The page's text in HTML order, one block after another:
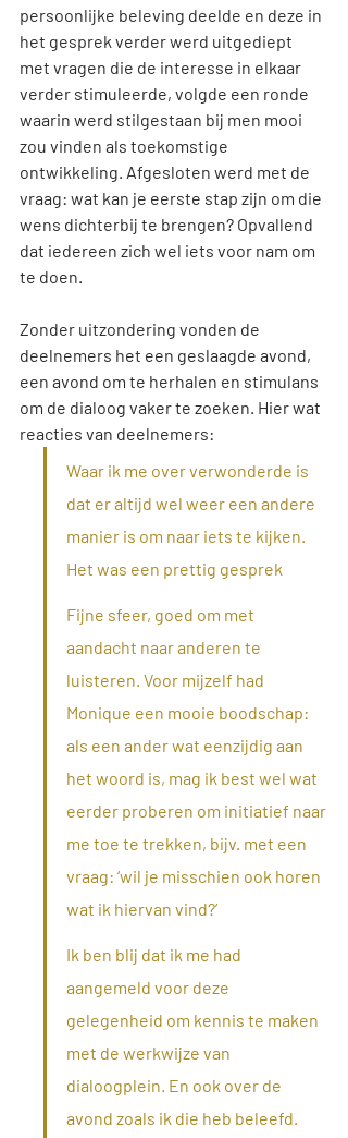
persoonlijke beleving deelde en deze in
het gesprek verder werd uitgediept
met vragen die de interesse in elkaar
verder stimuleerde, volgde een ronde
waarin werd stilgestaan bij men mooi
zou vinden als toekomstige
ontwikkeling. Afgesloten werd met de
vraag: wat kan je eerste stap zijn om die
wens dichterbij te brengen? Opvallend
dat iedereen zich wel iets voor nam om
te doen.
Zonder uitzondering vonden de
deelnemers het een geslaagde avond,
een avond om te herhalen en stimulans
om de dialoog vaker te zoeken. Hier wat
reacties van deelnemers:
Waar ik me over verwonderde is
dat er altijd wel weer een andere
manier is om naar iets te kijken.
Het was een prettig gesprek
Fijne sfeer, goed om met
aandacht naar anderen te
luisteren. Voor mijzelf had
Monique een mooie boodschap:
als een ander wat eenzijdig aan
het woord is, mag ik best wel wat
eerder proberen om initiatief naar
me toe te trekken, bijv. met een
vraag: ‘wil je misschien ook horen
wat ik hiervan vind?’
Ik ben blij dat ik me had
aangemeld voor deze
gelegenheid om kennis te maken
met de werkwijze van
dialoogplein. En ook over de
avond zoals ik die heb beleefd.